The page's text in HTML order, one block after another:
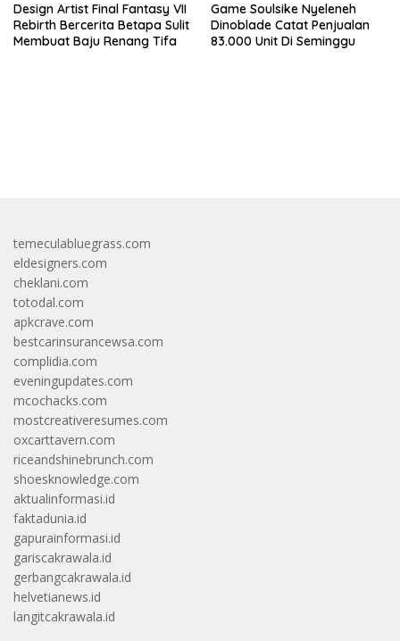
Design Artist Final Fantasy VII
Rebirth Bercerita Betapa Sulit
Membuat Baju Renang Tifa
Game Soulsike Nyeleneh
Dinoblade Catat Penjualan
83.000 Unit Di Seminggu
temeculabluegrass.com
eldesigners.com
cheklani.com
totodal.com
apkcrave.com
bestcarinsurancewsa.com
complidia.com
eveningupdates.com
mcochacks.com
mostcreativeresumes.com
oxcarttavern.com
riceandshinebrunch.com
shoesknowledge.com
aktualinformasi.id
faktadunia.id
gapurainformasi.id
gariscakrawala.id
gerbangcakrawala.id
helvetianews.id
langitcakrawala.id